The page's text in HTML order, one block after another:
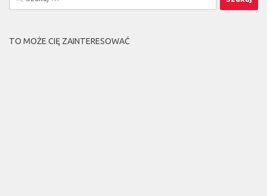
TO MOŻE CIĘ ZAINTERESOWAĆ